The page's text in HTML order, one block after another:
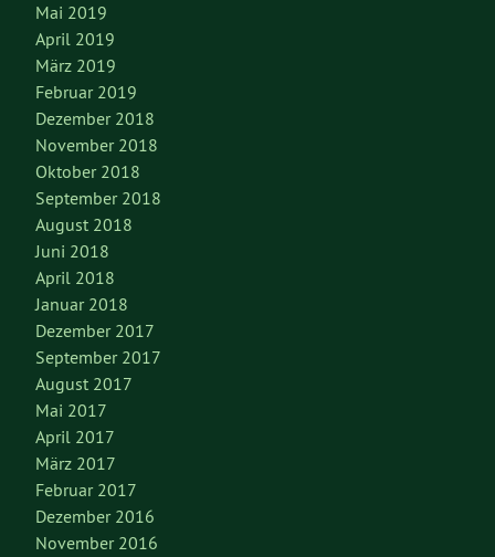
Mai 2019
April 2019
März 2019
Februar 2019
Dezember 2018
November 2018
Oktober 2018
September 2018
August 2018
Juni 2018
April 2018
Januar 2018
Dezember 2017
September 2017
August 2017
Mai 2017
April 2017
März 2017
Februar 2017
Dezember 2016
November 2016